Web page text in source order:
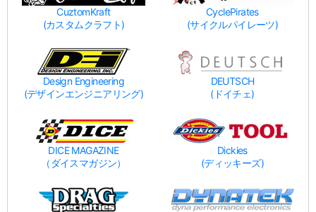
CuztomKraft
(カスタムクラフト)
CyclePirates
(サイクルパイレーツ)
Design Engineering
(デザインエンジニアリング)
DEUTSCH
(ドイチェ)
DICE MAGAZINE
（ダイスマガジン）
Dickies
(ディッキーズ)